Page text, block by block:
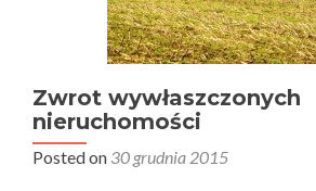
Zwrot wywłaszczonych
nieruchomości
Posted on 30 grudnia 2015